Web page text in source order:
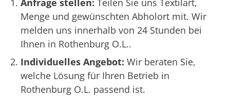
Menge und gewünschten Abholort mit. Wir
melden uns innerhalb von 24 Stunden bei
Ihnen in Rothenburg O.L..
Individuelles Angebot: Wir beraten Sie,
welche Lösung für Ihren Betrieb in
Rothenburg O.L. passend ist.